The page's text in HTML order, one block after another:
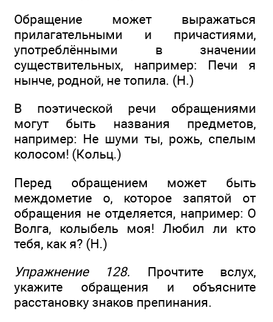
Обращение может выражаться
прилагательными и причастиями,
употреблёнными в значении
существительных, например: Печи я
нынче, родной, не топила. (Н.)
В поэтической речи обращениями
могут быть названия предметов,
например: Не шуми ты, рожь, спелым
колосом! (Кольц.)
Перед обращением может быть
междометие о, которое запятой от
обращения не отделяется, например: О
Волга, колыбель моя! Любил ли кто
тебя, как я? (Н.)
Упражнение 128. Прочтите вслух,
укажите обращения и объясните
расстановку знаков препинания.